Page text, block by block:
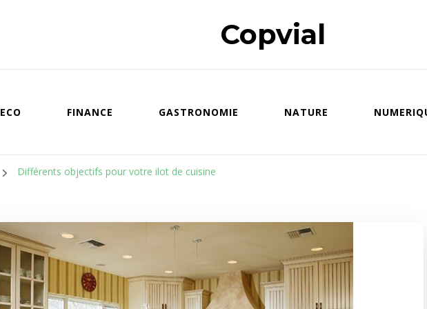
Copvial
ECO FINANCE GASTRONOMIE NATURE
Différents objectifs pour votre ilot de cuisine